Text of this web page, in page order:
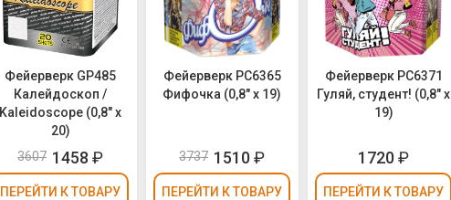
Фейерверк GP485
Калейдоскоп /
Kaleidoscope (0,8" х
20)
3607 1458 ₽
ПЕРЕЙТИ К ТОВАРУ
Фейерверк РС6365
Фифочка (0,8" х 19)
3737 1510₽
ПЕРЕЙТИ К ТОВАРУ
Фейерверк РС6371
Гуляй, студент! (0,8" х
19)
1720₽
ПЕРЕЙТИ К ТОВАРУ